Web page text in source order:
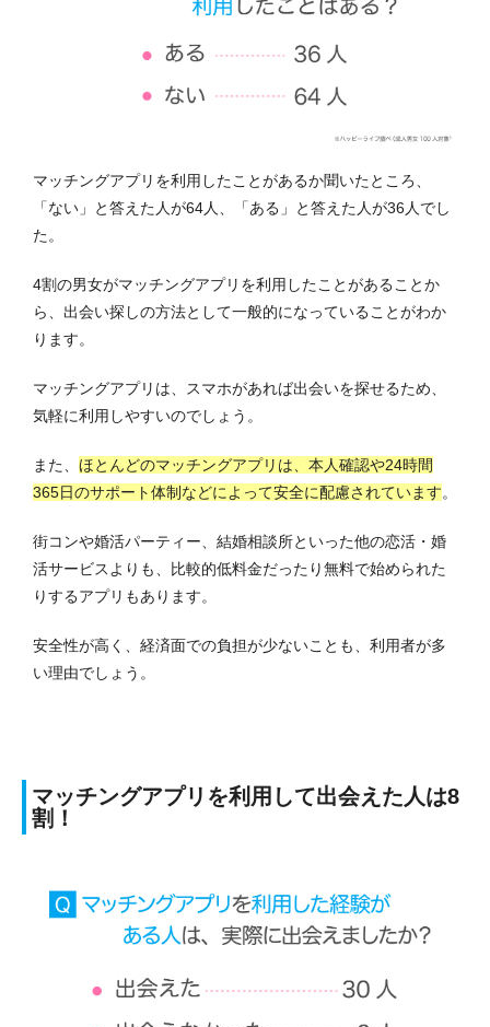
マッチングアプリを利用したことがあるか聞いたところ、
「ない」と答えた人が64人、「ある」と答えた人が36人でし
た。
4割の男女がマッチングアプリを利用したことがあることか
ら、出会い探しの方法として一般的になっていることがわか
ります。
マッチングアプリは、スマホがあれば出会いを探せるため、
気軽に利用しやすいのでしょう。
また、 ほとんどのマッチングアプリは、本人確認や24時間
365日のサポート体制などによって安全に配慮されています。
街コンや婚活パーティー、結婚相談所といった他の恋活・婚
活サービスよりも、比較的低料金だったり無料で始められた
りするアプリもあります。
安全性が高く、経済面での負担が少ないことも、利用者が多
い理由でしょう。
マッチングアプリを利用して出会えた人は8
割！